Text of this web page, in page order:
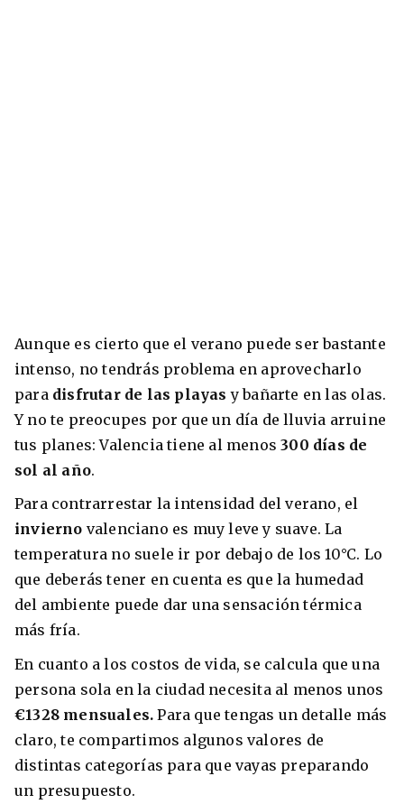
Aunque es cierto que el verano puede ser bastante
intenso, no tendrás problema en aprovecharlo
para disfrutar de las playasy bañarte en las olas.
Y no te preocupes por que un día de lluvia arruine
tus planes: Valencia tiene al menos300 días de
sol al año.
Para contrarrestar la intensidad del verano, el
invierno valenciano es muy leve y suave. La
temperatura no suele ir por debajo de los 10°C. Lo
que deberás tener en cuenta es que la humedad
del ambiente puede dar una sensación térmica
más fría.
En cuanto a los costos de vida, se calcula que una
persona sola en la ciudad necesita al menos unos
€1328 mensuales.Para que tengas un detalle más
claro, te compartimos algunos valores de
distintas categorías para que vayas preparando
un presupuesto.